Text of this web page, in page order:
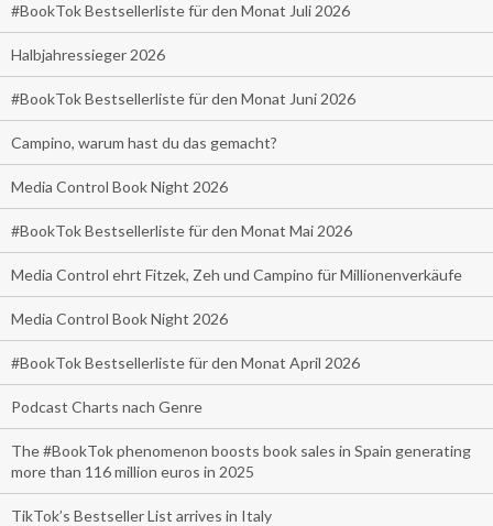
#BookTok Bestsellerliste für den Monat Juli 2026
Halbjahressieger 2026
#BookTok Bestsellerliste für den Monat Juni 2026
Campino, warum hast du das gemacht?
Media Control Book Night 2026
#BookTok Bestsellerliste für den Monat Mai 2026
Media Control ehrt Fitzek, Zeh und Campino für Millionenverkäufe
Media Control Book Night 2026
#BookTok Bestsellerliste für den Monat April 2026
Podcast Charts nach Genre
The #BookTok phenomenon boosts book sales in Spain generating
more than 116 million euros in 2025
TikTok’s Bestseller List arrives in Italy